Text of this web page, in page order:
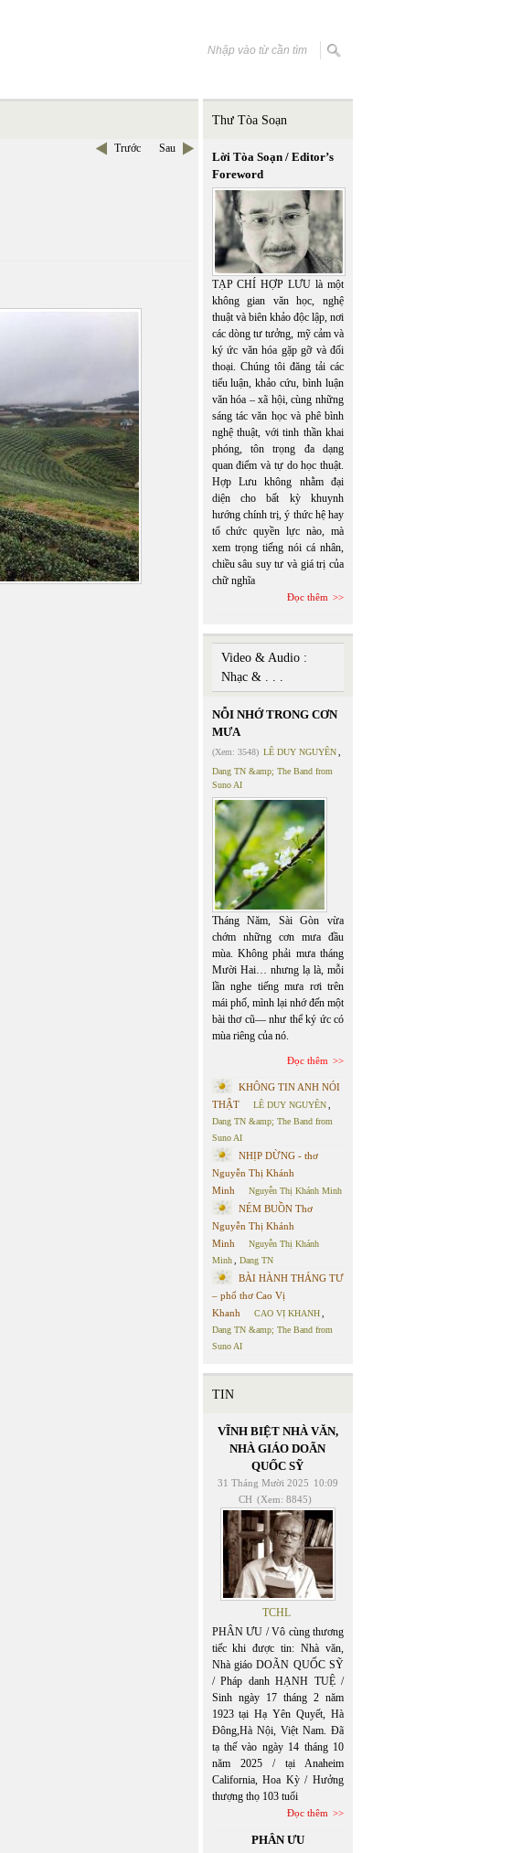
Trước Sau
Thư Tòa Soạn
Lời Tòa Soạn / Editor’s
Foreword
TẠP CHÍ HỢP LƯU là một
không gian văn học, nghệ
thuật và biên khảo độc lập, nơi
các dòng tư tưởng, mỹ cảm và
ký ức văn hóa gặp gỡ và đối
thoại. Chúng tôi đăng tải các
tiểu luận, khảo cứu, bình luận
văn hóa – xã hội, cùng những
sáng tác văn học và phê bình
nghệ thuật, với tinh thần khai
phóng, tôn trọng đa dạng
quan điểm và tự do học thuật.
Hợp Lưu không nhằm đại
diện cho bất kỳ khuynh
hướng chính trị, ý thức hệ hay
tổ chức quyền lực nào, mà
xem trọng tiếng nói cá nhân,
chiều sâu suy tư và giá trị của
chữ nghĩa
Đọc thêm
Video & Audio :
Nhạc & . . .
NỖI NHỚ TRONG CƠN
MƯA
(Xem: 3548) LÊ DUY NGUYÊN
Dang TN &amp; The Band from
Suno AI
Tháng Năm, Sài Gòn vừa
chớm những cơn mưa đầu
mùa. Không phải mưa tháng
Mười Hai… nhưng lạ là, mỗi
lần nghe tiếng mưa rơi trên
mái phố, mình lại nhớ đến một
bài thơ cũ— như thể ký ức có
mùa riêng của nó.
Đọc thêm
KHÔNG TIN ANH NÓI
THẬT
LÊ DUY NGUYÊN
Dang TN &amp; The Band from
Suno AI
NHỊP DỪNG - thơ
Nguyễn Thị Khánh
Minh
Nguyễn Thị Khánh Minh
NÉM BUỒN Thơ
Nguyễn Thị Khánh
Minh
Nguyễn Thị Khánh
Minh
Dang TN
BÀI HÀNH THÁNG TƯ
– phổ thơ Cao Vị
Khanh
CAO VỊ KHANH
Dang TN &amp; The Band from
Suno AI
TIN
VĨNH BIỆT NHÀ VĂN,
NHÀ GIÁO DOÃN
QUỐC SỸ
31 Tháng Mười 2025 10:09
CH (Xem: 8845)
TCHL
PHÂN ƯU / Vô cùng thương
tiếc khi được tin: Nhà văn,
Nhà giáo DOÃN QUỐC SỸ
/ Pháp danh HẠNH TUỆ /
Sinh ngày 17 tháng 2 năm
1923 tại Hạ Yên Quyết, Hà
Đông,Hà Nội, Việt Nam. Đã
tạ thế vào ngày 14 tháng 10
năm 2025 / tại Anaheim
California, Hoa Kỳ / Hưởng
thượng thọ 103 tuổi
Đọc thêm
PHÂN ƯU